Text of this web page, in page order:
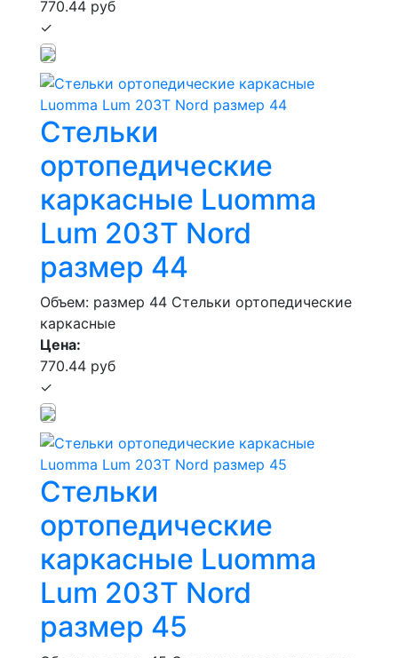
770.44 руб
✓
Стельки
ортопедические
каркасные Luomma
Lum 203Т Nord
размер 44
Объем: размер 44 Стельки ортопедические
каркасные
Цена:
770.44 руб
✓
Стельки
ортопедические
каркасные Luomma
Lum 203Т Nord
размер 45